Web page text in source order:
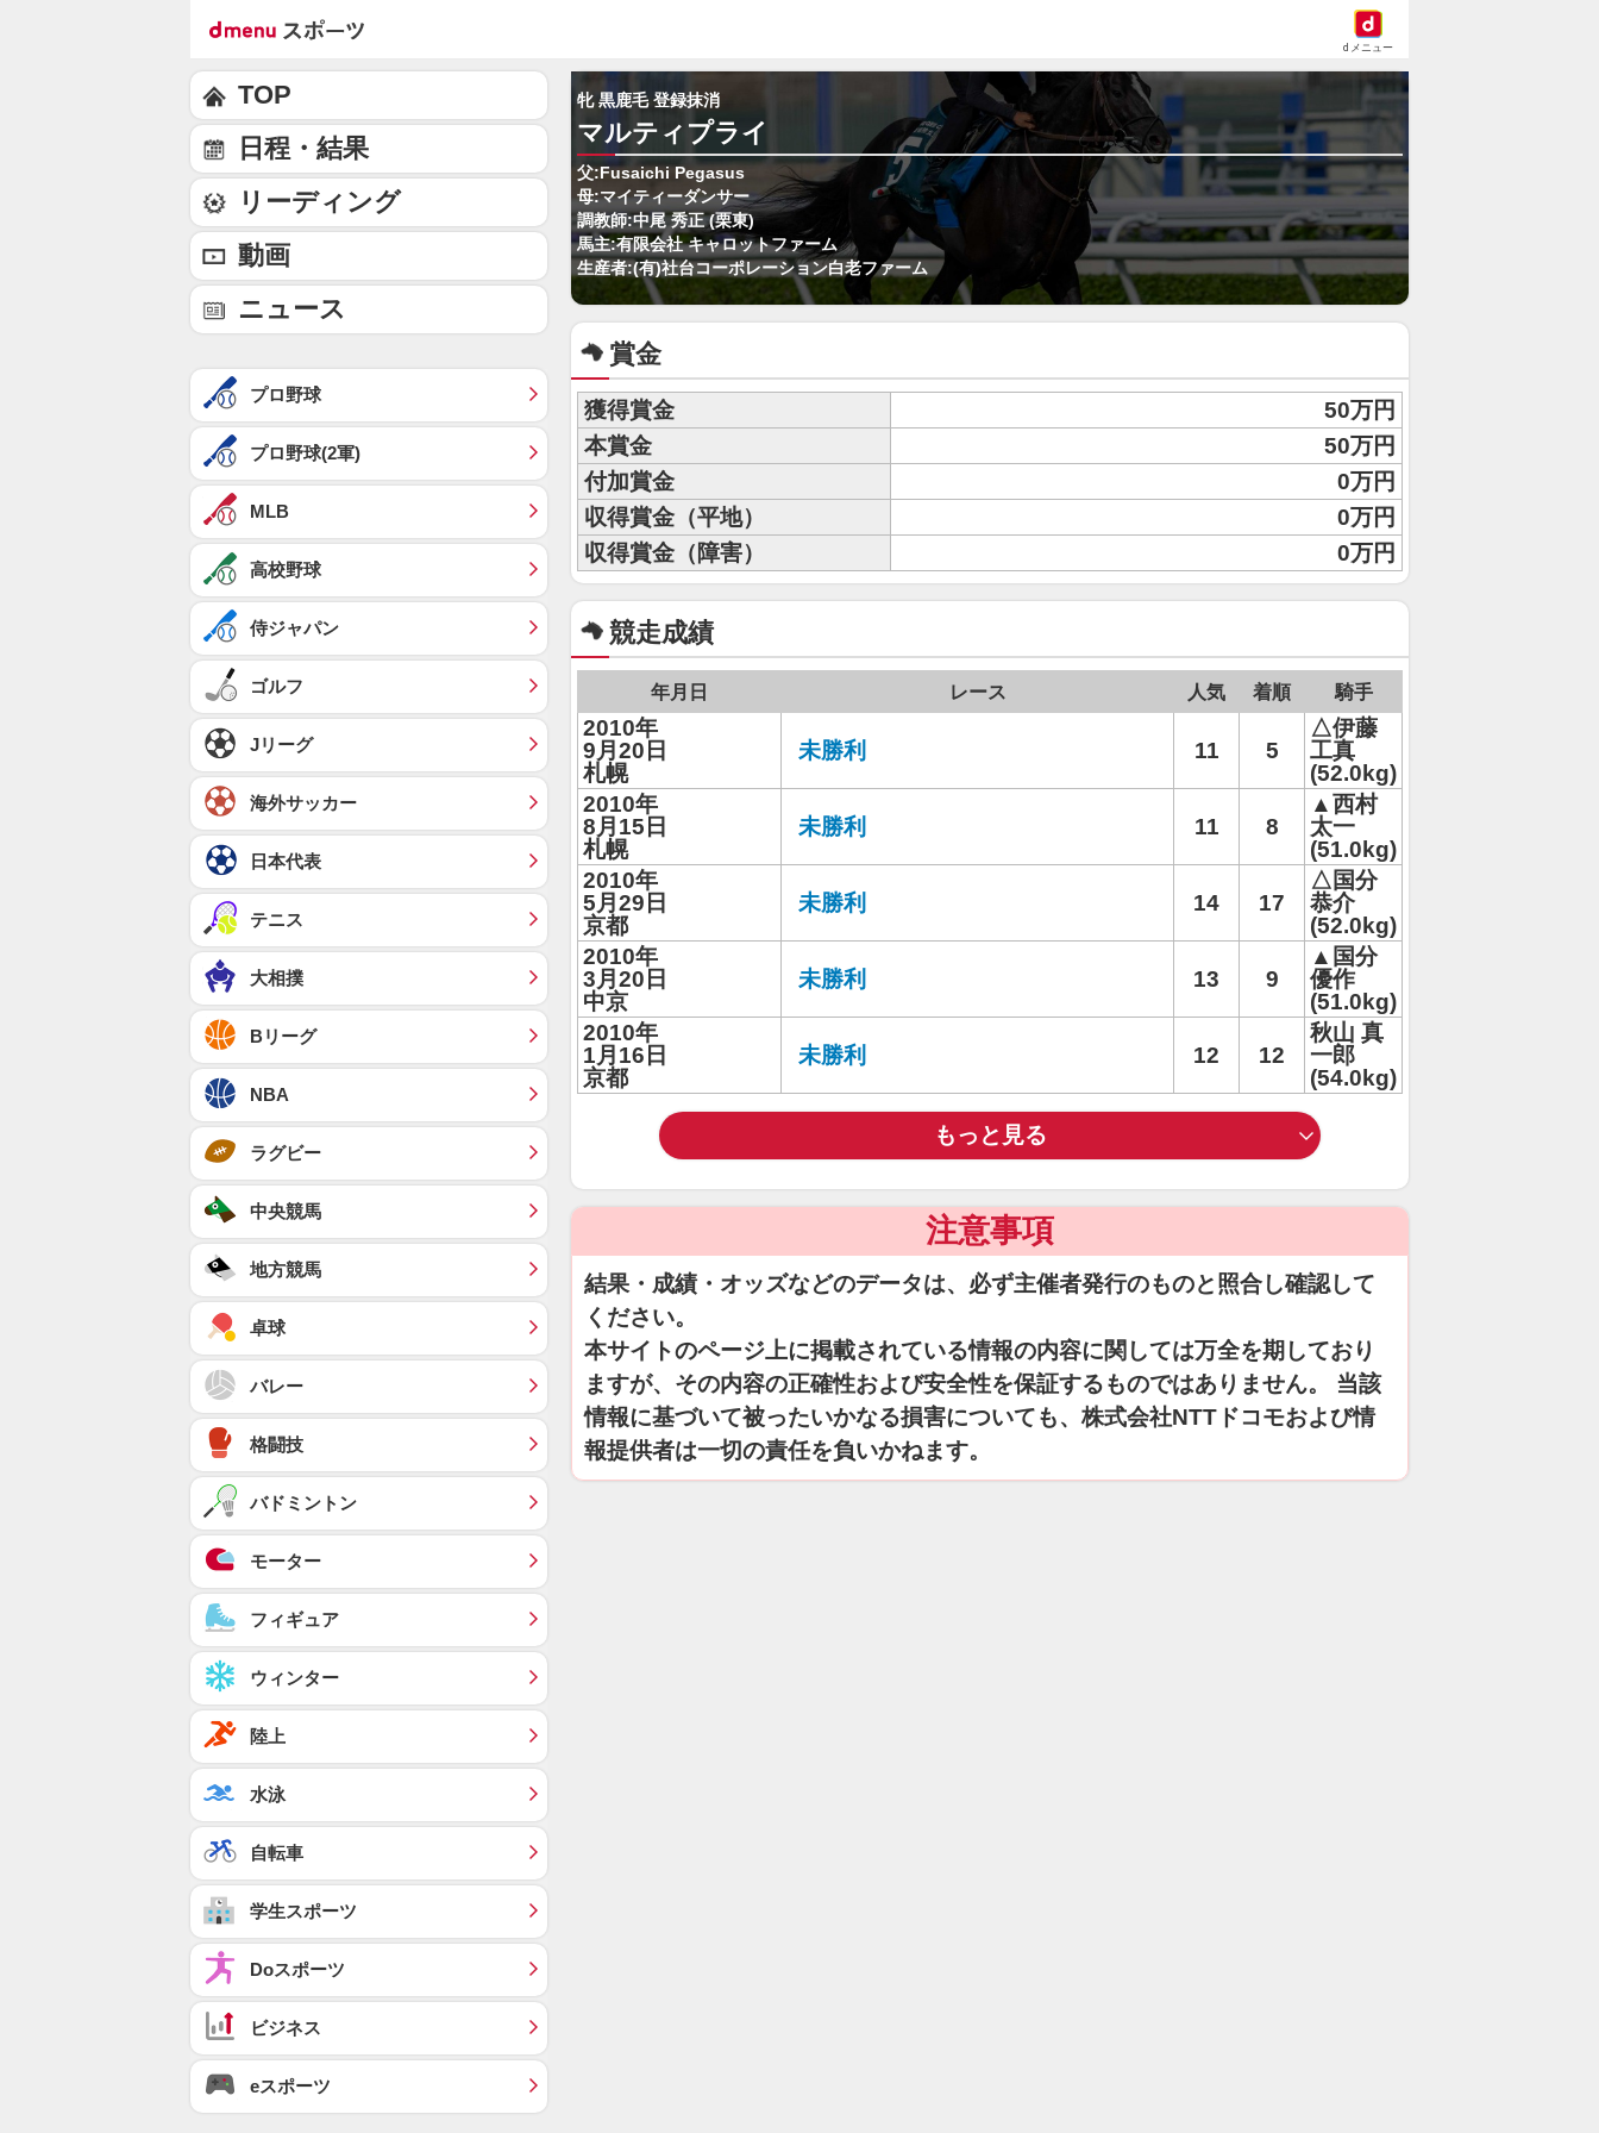
dメニュー
牝 黒鹿毛 登録抹消
マルティプライ
父:Fusaichi Pegasus
母:マイティーダンサー
調教師:中尾 秀正 (栗東)
馬主:有限会社 キャロットファーム
生産者:(有)社台コーポレーション白老ファーム
賞金
獲得賞金
50万円
本賞金
50万円
付加賞金
0万円
収得賞金（平地）
0万円
収得賞金（障害）
0万円
競走成績
年月日 レース 人気 着順 騎手
2010年
9月20日
札幌
未勝利 11 5
△伊藤
工真
(52.0kg)
2010年
8月15日
札幌
未勝利 11 8
▲西村
太一
(51.0kg)
2010年
5月29日
京都
未勝利 14 17
△国分
恭介
(52.0kg)
2010年
3月20日
中京
未勝利 13 9
▲国分
優作
(51.0kg)
2010年
1月16日
京都
未勝利 12 12
秋山 真
一郎
(54.0kg)
もっと見る
注意事項
結果・成績・オッズなどのデータは、必ず主催者発行のものと照合し確認して
ください。
本サイトのページ上に掲載されている情報の内容に関しては万全を期しており
ますが、その内容の正確性および安全性を保証するものではありません。 当該
情報に基づいて被ったいかなる損害についても、株式会社NTTドコモおよび情
報提供者は一切の責任を負いかねます。
TOP
日程・結果
リーディング
動画
ニュース
プロ野球
プロ野球(2軍)
MLB
高校野球
侍ジャパン
ゴルフ
Jリーグ
海外サッカー
日本代表
テニス
大相撲
Bリーグ
NBA
ラグビー
中央競馬
地方競馬
卓球
バレー
格闘技
バドミントン
モーター
フィギュア
ウィンター
陸上
水泳
自転車
学生スポーツ
Doスポーツ
ビジネス
eスポーツ